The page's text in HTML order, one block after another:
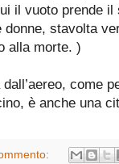
il vuoto prende
stavolta
alla morte. )
come
è anche una